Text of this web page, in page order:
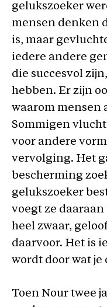
gelukszoeker
mensen denken
is, maar
iedere andere
die succesvol
hebben. Er zijn
waarom mensen
Sommigen
voor andere
vervolging. Het
bescherming
gelukszoeker
voegt ze daaraan
heel zwaar,
daarvoor. Het is
wordt door wat je
Toen Nour twee